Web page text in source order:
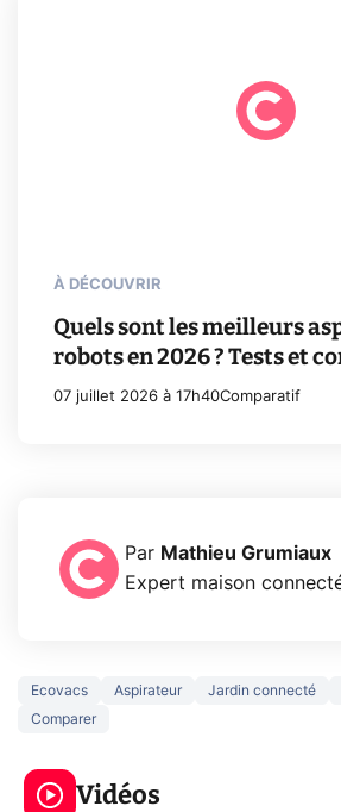
À DÉCOUVRIR
Quels sont les meilleurs
robots en 2026 ? Tests et
07 juillet 2026 à 17h40Comparatif
Par Mathieu Grumiaux
Expert maison
Ecovacs Aspirateur Jardin connecté
Comparer
Vidéos
5 générations de
jeux dans la
prochaine Xbox !